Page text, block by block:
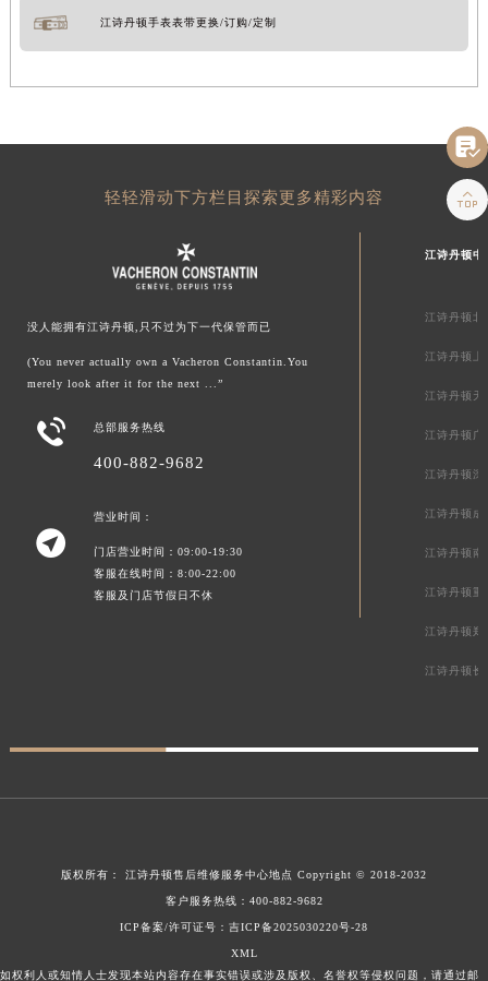
江诗丹顿手表表带更换/订购/定制
轻轻滑动下方栏目探索更多精彩内容
没人能拥有江诗丹顿,只不过为下一代保管而已
(You never actually own a Vacheron Constantin.You
merely look after it for the next ...”
 总部服务热线
400-882-9682

营业时间：
门店营业时间：09:00-19:30
客服在线时间：8:00-22:00
客服及门店节假日不休
江诗丹顿中
江诗丹顿北
江诗丹顿上
江诗丹顿天
江诗丹顿广
江诗丹顿深
江诗丹顿成
江诗丹顿南
江诗丹顿重
江诗丹顿郑
江诗丹顿长
版权所有： 江诗丹顿售后维修服务中心地点 Copyright © 2018-2032
客户服务热线： 400-882-9682
ICP备案/许可证号：吉ICP备2025030220号-28
XML
如权利人或知情人士发现本站内容存在事实错误或涉及版权、名誉权等侵权问题，请通过邮

